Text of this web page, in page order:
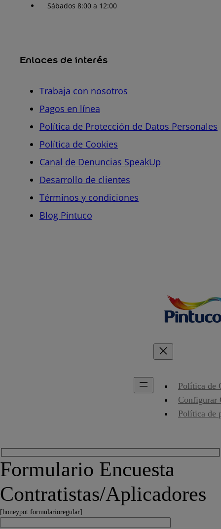
Sábados 8:00 a 12:00
Enlaces de interés
Trabaja con nosotros
Pagos en línea
Política de Protección de Datos Personales
Política de Cookies
Canal de Denuncias SpeakUp
Desarrollo de clientes
Términos y condiciones
Blog Pintuco
Política de
Configurar
Política de
Formulario Encuesta
Contratistas/Aplicadores
[honeypot formularioregular]